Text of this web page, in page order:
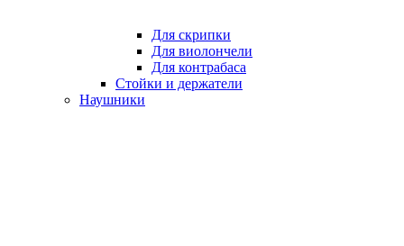
Для скрипки
Для виолончели
Для контрабаса
Стойки и держатели
Наушники